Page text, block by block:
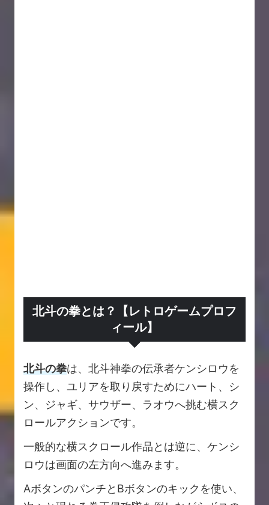
北斗の拳とは？【レトロゲームプロフ
ィール】
北斗の拳は、北斗神拳の伝承者ケンシロウを
操作し、ユリアを取り戻すためにハート、シ
ン、ジャギ、サウザー、ラオウへ挑む横スク
ロールアクションです。
一般的な横スクロール作品とは逆に、ケンシ
ロウは画面の左方向へ進みます。
AボタンのパンチとBボタンのキックを使い、